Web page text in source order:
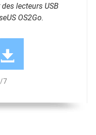
lecteurs USB
OS2Go.

7